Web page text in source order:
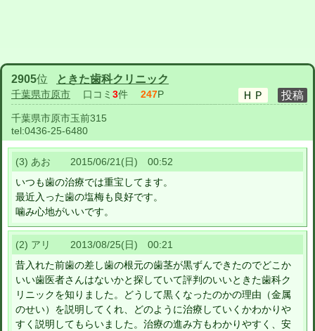
2905位 ときた歯科クリニック
千葉県市原市 口コミ 3件 247P
千葉県市原市玉前315
tel:0436-25-6480
(3) あお 2015/06/21(日) 00:52
いつも歯の治療では重宝してます。
最近入った歯の塩梅も良好です。
噛み心地がいいです。
(2) アリ 2013/08/25(日) 00:21
昔入れた前歯の差し歯の根元の歯茎が黒ずんできたのでどこか
いい歯医者さんはないかと探していて評判のいいときた歯科ク
リニックを知りました。どうして黒くなったのかの理由（金属
のせい）を説明してくれ、どのように治療していくかわかりや
すく説明してもらいました。治療の進み方もわかりやすく、安